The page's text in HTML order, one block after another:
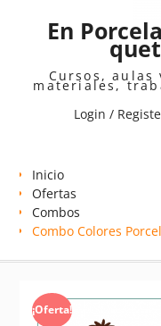
En
Cursos,
materiales,
Login /
Inicio
Ofertas
Combos
Combo Colores
¡Oferta!